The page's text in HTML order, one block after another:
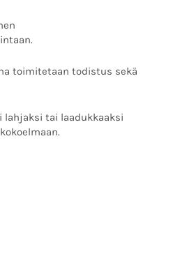
toimitetaan todistus sekä
lahjaksi tai laadukkaaksi